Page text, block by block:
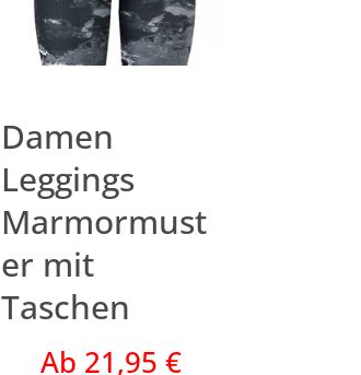
Damen
Leggings
Marmormust
er mit
Taschen
Ab 21,95 €